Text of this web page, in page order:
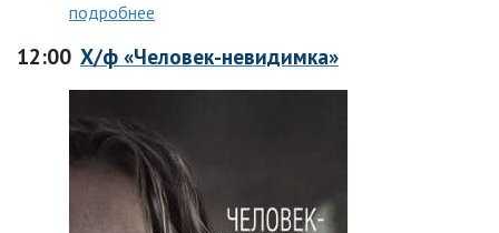
подробнее
12:00 Х/ф «Человек-невидимка»